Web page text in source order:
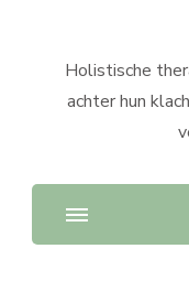
Holistische
achter hun